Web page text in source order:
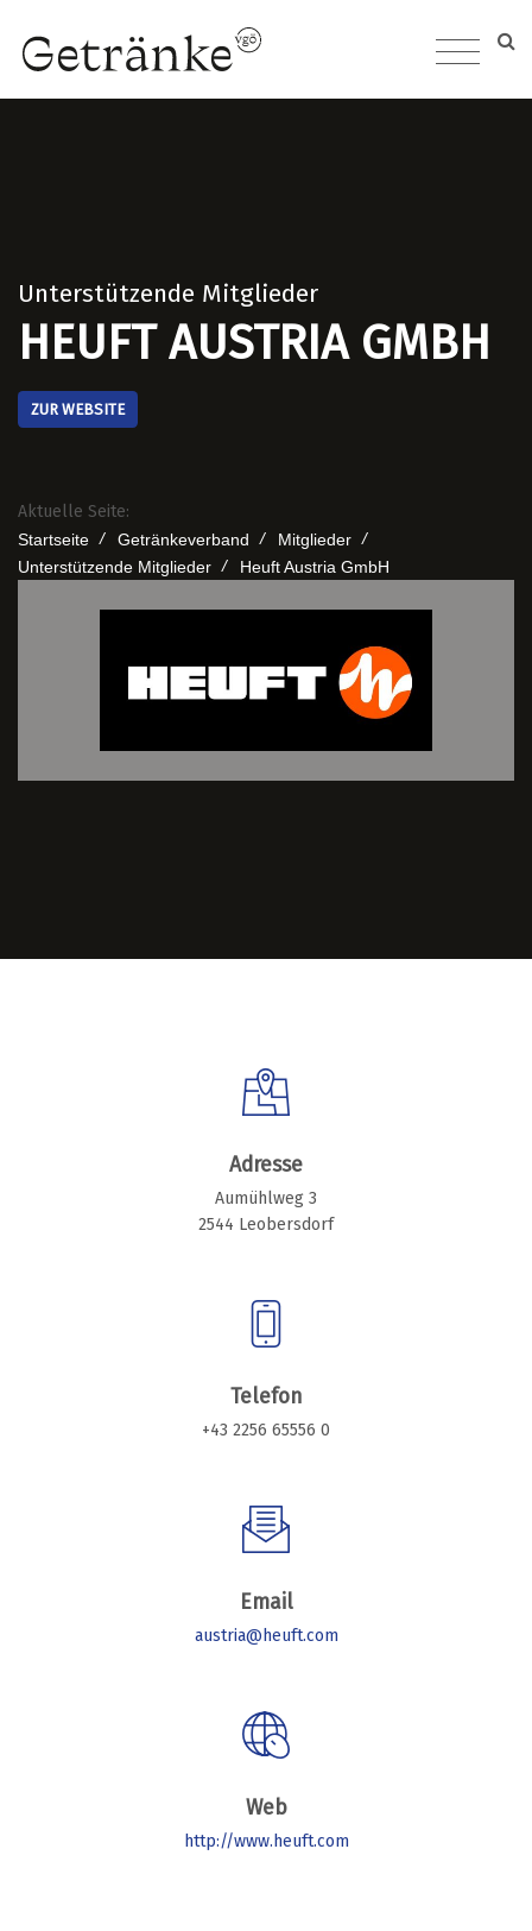
Unterstützende Mitglieder
HEUFT AUSTRIA GMBH
ZUR WEBSITE
Aktuelle Seite:
Startseite / Getränkeverband / Mitglieder /
Unterstützende Mitglieder / Heuft Austria GmbH
Adresse
Aumühlweg 3
2544 Leobersdorf
Telefon
+43 2256 65556 0
Email
austria@heuft.com
Web
http://www.heuft.com